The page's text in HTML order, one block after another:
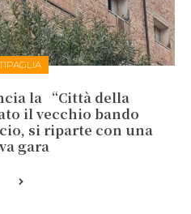
la “Città della
il vecchio bando
si riparte con una
gara